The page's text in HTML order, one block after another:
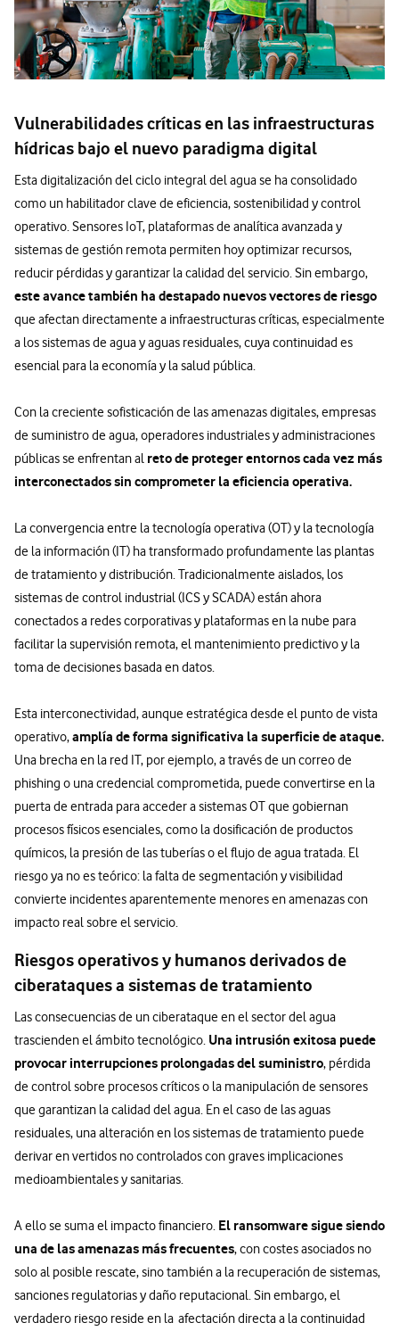
Vulnerabilidades críticas en las infraestructuras
hídricas bajo el nuevo paradigma digital
Esta digitalización del ciclo integral del agua se ha consolidado
como un habilitador clave de eficiencia, sostenibilidad y control
operativo. Sensores IoT, plataformas de analítica avanzada y
sistemas de gestión remota permiten hoy optimizar recursos,
reducir pérdidas y garantizar la calidad del servicio. Sin embargo,
este avance también ha destapado nuevos vectores de riesgo
que afectan directamente a infraestructuras críticas, especialmente
a los sistemas de agua y aguas residuales, cuya continuidad es
esencial para la economía y la salud pública.
Con la creciente sofisticación de las amenazas digitales, empresas
de suministro de agua, operadores industriales y administraciones
públicas se enfrentan al reto de proteger entornos cada vez más
interconectados sin comprometer la eficiencia operativa.
La convergencia entre la tecnología operativa (OT) y la tecnología
de la información (IT) ha transformado profundamente las plantas
de tratamiento y distribución. Tradicionalmente aislados, los
sistemas de control industrial (ICS y SCADA) están ahora
conectados a redes corporativas y plataformas en la nube para
facilitar la supervisión remota, el mantenimiento predictivo y la
toma de decisiones basada en datos.
Esta interconectividad, aunque estratégica desde el punto de vista
operativo,amplía de forma significativa la superficie de ataque.
Una brecha en la red IT, por ejemplo, a través de un correo de
phishing o una credencial comprometida, puede convertirse en la
puerta de entrada para acceder a sistemas OT que gobiernan
procesos físicos esenciales, como la dosificación de productos
químicos, la presión de las tuberías o el flujo de agua tratada. El
riesgo ya no es teórico: la falta de segmentación y visibilidad
convierte incidentes aparentemente menores en amenazas con
impacto real sobre el servicio.
Riesgos operativos y humanos derivados de
ciberataques a sistemas de tratamiento
Las consecuencias de un ciberataque en el sector del agua
trascienden el ámbito tecnológico. Una intrusión exitosa puede
provocar interrupciones prolongadas del suministro, pérdida
de control sobre procesos críticos o la manipulación de sensores
que garantizan la calidad del agua. En el caso de las aguas
residuales, una alteración en los sistemas de tratamiento puede
derivar en vertidos no controlados con graves implicaciones
medioambientales y sanitarias.
A ello se suma el impacto financiero. El ransomware sigue siendo
una de las amenazas más frecuentes, con costes asociados no
solo al posible rescate, sino también a la recuperación de sistemas,
sanciones regulatorias y daño reputacional. Sin embargo, el
verdadero riesgo reside en la afectación directa a la continuidad